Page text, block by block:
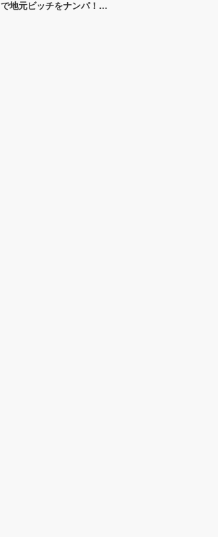
で地元ビッチをナンパ！…